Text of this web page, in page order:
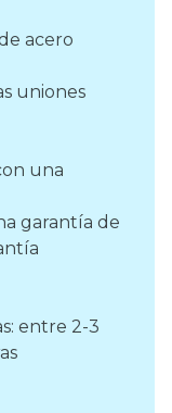
acero
uniones
una
garantía de
entre 2-3